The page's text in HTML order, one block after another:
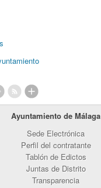
Ayuntamiento de Málaga
Sede Electrónica
Perfil del contratante
Tablón de Edictos
Juntas de Distrito
Transparencia